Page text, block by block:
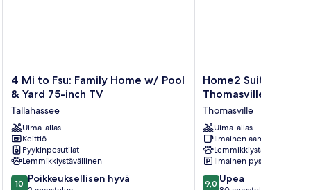
4
Mi
Fsu:
Family
Home
w/
Pool
&
4 Mi to Fsu: Family Home w/ Pool
& Yard 75-inch TV
Tallahassee
Uima-allas
Keittiö
Pyykinpesutilat
Lemmikkiystävällinen
10.0
10 Poikkeuksellisen hyvä
Home2
Suites
Hilton
Thomasville
Thomasville
Home2 Suites By
Thomasville
Thomasville
Uima-allas
Ilmainen aamiainen
Lemmikkiystävällinen
Ilmainen pysäköinti
9.0
9,0 Upea